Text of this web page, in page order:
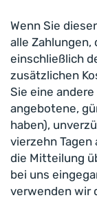
Wenn Sie
alle Zahlungen,
einschließlich
zusätzlichen
Sie eine
angebotene,
haben),
vierzehn Tagen
die Mitteilung
bei uns
verwenden wir